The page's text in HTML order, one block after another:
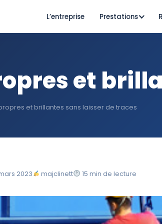
L’entreprise Prestations
et
et brillantes sans laisser de traces
2023 majclinett 15 min de lecture